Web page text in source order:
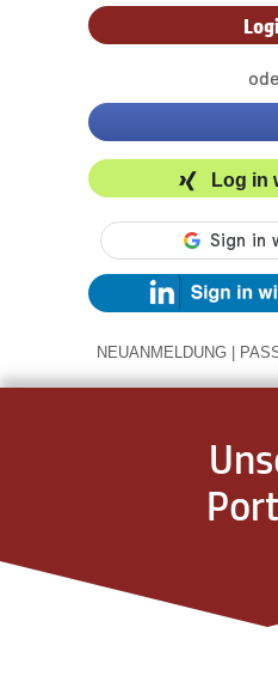
Log in
NEUANMELDUNG |